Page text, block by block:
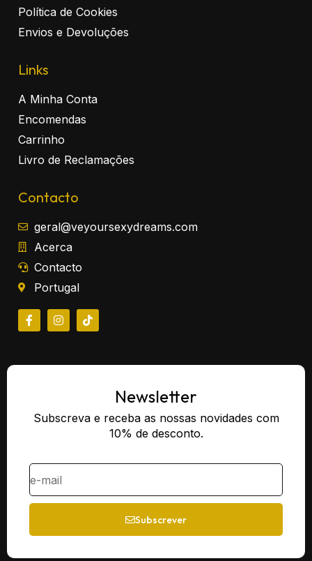
Política de Cookies
Envios e Devoluções
Links
A Minha Conta
Encomendas
Carrinho
Livro de Reclamações
Contacto
geral@veyoursexydreams.com
Acerca
Contacto
Portugal
Newsletter
Subscreva e receba as nossas novidades com
10% de desconto.
Subscrever